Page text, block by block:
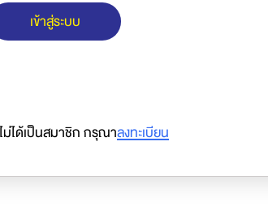
เข้าสู่ระบบ
ม่ได้เป็นสมาชิก กรุณาลงทะเบียน